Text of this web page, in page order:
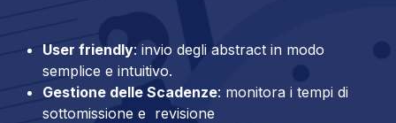
User friendly: invio degli abstract in modo
semplice e intuitivo.
Gestione delle Scadenze: monitora i tempi di
sottomissione e revisione